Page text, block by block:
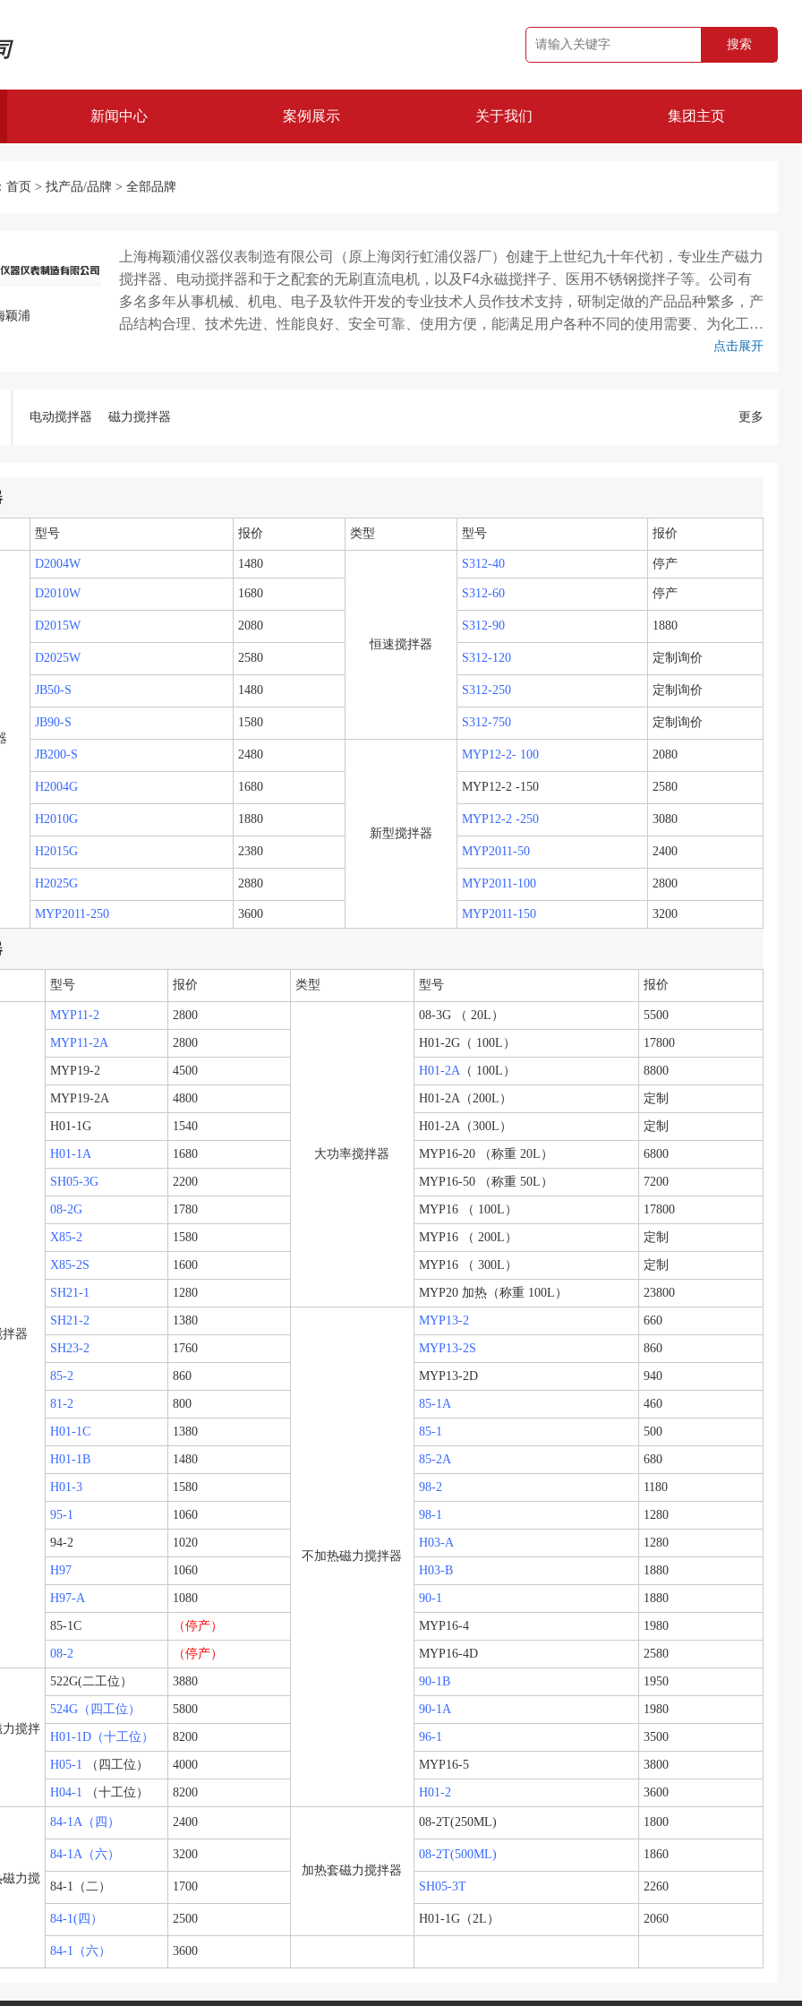
搜索
新闻中心 案例展示 关于我们 集团主页
首页 > 找产品/品牌> 全部品牌
颖浦
上海梅颖浦仪器仪表制造有限公司（原上海闵行虹浦仪器厂）创建于上世纪九十年代初，专业生产磁力
搅拌器、电动搅拌器和于之配套的无刷直流电机，以及F4永磁搅拌子、医用不锈钢搅拌子等。公司有
多名多年从事机械、机电、电子及软件开发的专业技术人员作技术支持，研制定做的产品品种繁多，产
品结构合理、技术先进、性能良好、安全可靠、使用方便，能满足用户各种不同的使用需要、为化工、
制药、日化、食品、涂料、建材、电子、汽车到农业、商检、质检、卫生防疫以及高校、研究单位等各
点击展开
电动搅拌器 磁力搅拌器 更多
型号 报价 类型 型号 报价
D2004W 1480
恒速搅拌器
S312-40 停产
D2010W 1680 S312-60 停产
D2015W 2080 S312-90 1880
D2025W 2580 S312-120 定制询价
JB50-S 1480 S312-250 定制询价
JB90-S 1580 S312-750 定制询价
JB200-S 2480
新型搅拌器
MYP12-2- 100 2080
H2004G 1680 MYP12-2 -150 2580
H2010G 1880 MYP12-2 -250 3080
H2015G 2380 MYP2011-50 2400
H2025G 2880 MYP2011-100 2800
MYP2011-250 3600 MYP2011-150 3200
型号 报价 类型 型号 报价
器
MYP11-2 2800
大功率搅拌器
08-3G （ 20L） 5500
MYP11-2A 2800 H01-2G（ 100L） 17800
MYP19-2 4500 H01-2A（ 100L） 8800
MYP19-2A 4800 H01-2A（200L） 定制
H01-1G 1540 H01-2A（300L） 定制
H01-1A 1680 MYP16-20 （称重 20L） 6800
SH05-3G 2200 MYP16-50 （称重 50L） 7200
08-2G 1780 MYP16 （ 100L） 17800
X85-2 1580 MYP16 （ 200L） 定制
X85-2S 1600 MYP16 （ 300L） 定制
SH21-1 1280 MYP20 加热（称重 100L） 23800
SH21-2 1380
不加热磁力搅拌器
MYP13-2 660
SH23-2 1760 MYP13-2S 860
85-2 860 MYP13-2D 940
81-2 800 85-1A 460
H01-1C 1380 85-1 500
H01-1B 1480 85-2A 680
H01-3 1580 98-2 1180
95-1 1060 98-1 1280
94-2 1020 H03-A 1280
H97 1060 H03-B 1880
H97-A 1080 90-1 1880
85-1C （停产） MYP16-4 1980
08-2 （停产） MYP16-4D 2580
搅拌
522G(二工位） 3880 90-1B 1950
524G（四工位） 5800 90-1A 1980
H01-1D（十工位） 8200 96-1 3500
H05-1 （四工位） 4000 MYP16-5 3800
H04-1 （十工位） 8200 H01-2 3600
力搅
84-1A（四） 2400
加热套磁力搅拌器
08-2T(250ML) 1800
84-1A（六） 3200 08-2T(500ML) 1860
84-1（二） 1700 SH05-3T 2260
84-1(四） 2500 H01-1G（2L） 2060
84-1（六） 3600